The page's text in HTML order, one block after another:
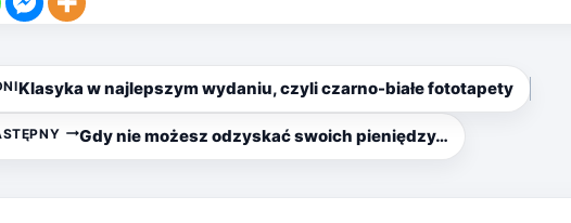
Klasyka w najlepszym wydaniu, czyli czarno-białe fototapety
Gdy nie możesz odzyskać swoich pieniędzy…